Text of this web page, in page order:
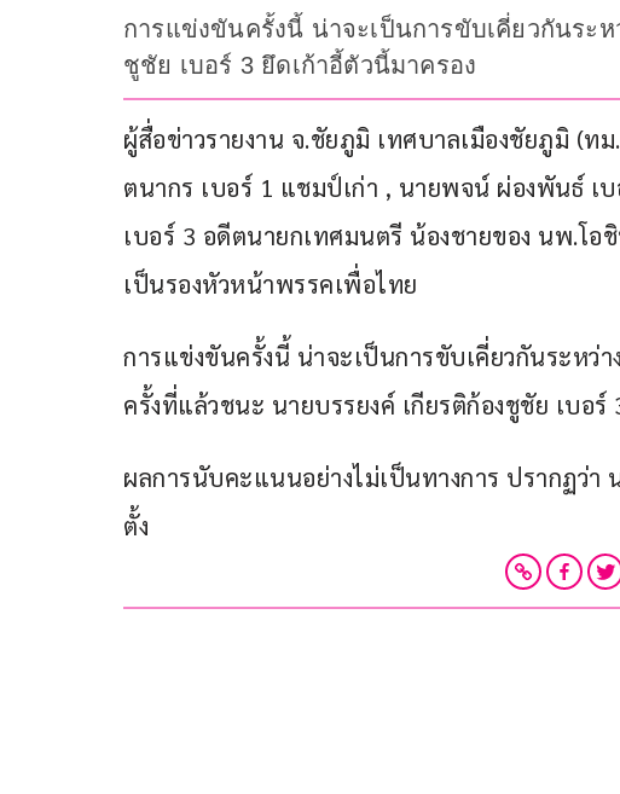
การแข่งขันครั้งนี้ น่าจะเป็นการขับเคี่ยวกันระ
ชูชัย เบอร์ 3 ยึดเก้าอี้ตัวนี้มาครอง
ผู้สื่อข่าวรายงาน จ.ชัยภูมิ เทศบาลเมืองชัยภูมิ (
ตนากร เบอร์ 1 แชมป์เก่า , นายพจน์ ผ่องพันธ์ เ
เบอร์ 3 อดีตนายกเทศมนตรี น้องชายของ นพ.โอ
เป็นรองหัวหน้าพรรคเพื่อไทย
การแข่งขันครั้งนี้ น่าจะเป็นการขับเคี่ยวกันระหว่
ครั้งที่แล้วชนะ นายบรรยงค์ เกียรติก้องชูชัย เบอร์
ผลการนับคะแนนอย่างไม่เป็นทางการ ปรากฏว่า
ตั้ง